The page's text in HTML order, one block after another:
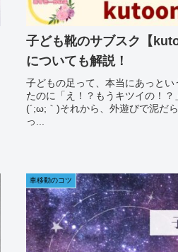
子ども靴のサブスク【
についても解説！
子どもの足って、本当にあっと
たのに「え！？もうキツイの！
(´;ω;｀)それから、外遊びで泥だ
っ...
車移動のコツ